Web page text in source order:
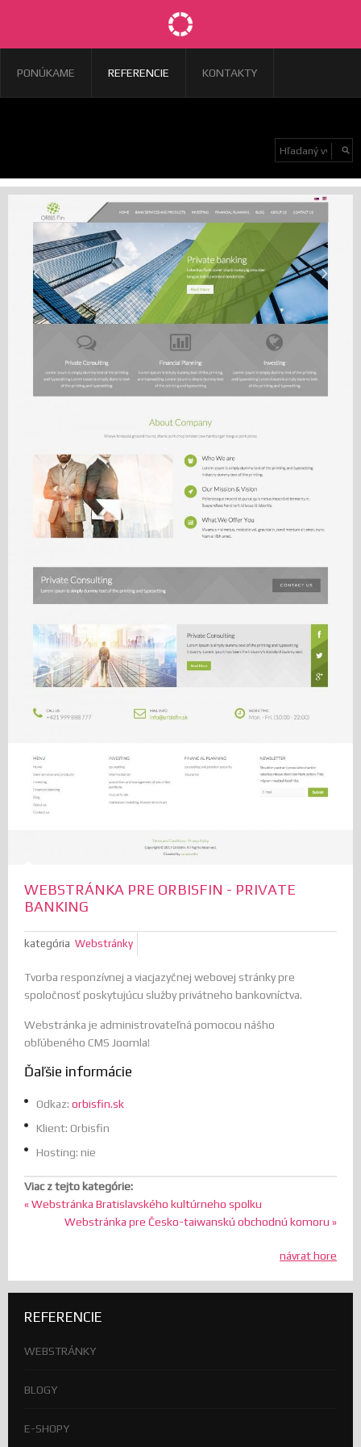
PONÚKAME REFERENCIE KONTAKTY
WEBSTRÁNKA PRE ORBISFIN - PRIVATE
BANKING
kategória Webstránky
Tvorba responzívnej a viacjazyčnej webovej stránky pre
spoločnosť poskytujúcu služby privátneho bankovníctva.
Webstránka je administrovateľná pomocou nášho
obľúbeného CMS Joomla!
Ďaľšie informácie
Odkaz: orbisfin.sk
Klient: Orbisfin
Hosting: nie
Viac z tejto kategórie:
« Webstránka Bratislavského kultúrneho spolku
Webstránka pre Česko-taiwanskú obchodnú komoru »
návrat hore
REFERENCIE
WEBSTRÁNKY
BLOGY
E-SHOPY